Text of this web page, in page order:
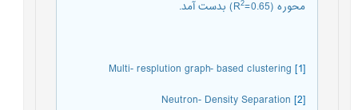
محوره (R 2=0.65) بدست آمد.
Multi- resplution graph- based clustering
Neutron- Density Separation